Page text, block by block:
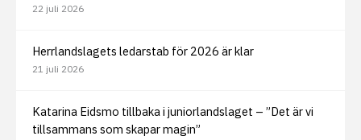
22 juli 2026
Herrlandslagets ledarstab för 2026 är klar
21 juli 2026
Katarina Eidsmo tillbaka i juniorlandslaget – ”Det är vi
tillsammans som skapar magin”